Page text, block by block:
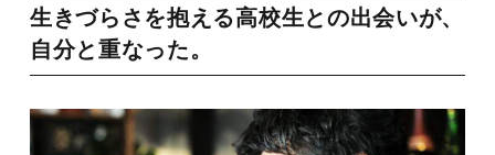
生きづらさを抱える高校生との出会いが、
自分と重なった。